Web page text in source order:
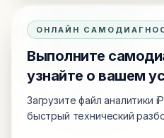
ОНЛАЙН
Выполните
узнайте о вашем
Загрузите файл аналитики
быстрый технический